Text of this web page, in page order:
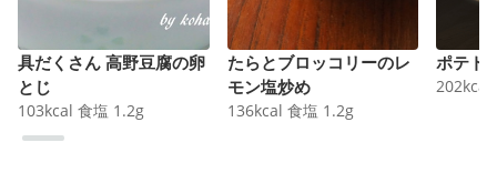
具だくさん 高野豆腐の卵
とじ
103kcal 食塩 1.2g
たらとブロッコリーのレ
モン塩炒め
136kcal 食塩 1.2g
ポテト
202kcal